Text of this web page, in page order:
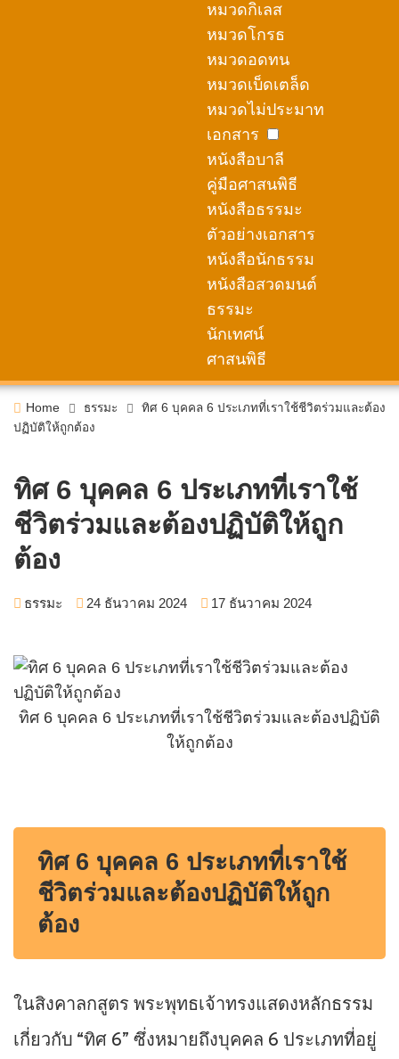
หมวดกิเลส
หมวดโกรธ
หมวดอดทน
หมวดเบ็ดเตล็ด
หมวดไม่ประมาท
เอกสาร
หนังสือบาลี
คู่มือศาสนพิธี
หนังสือธรรมะ
ตัวอย่างเอกสาร
หนังสือนักธรรม
หนังสือสวดมนต์
ธรรมะ
นักเทศน์
ศาสนพิธี
Home ธรรมะ
ทิศ 6 บุคคล 6 ประเภทที่เราใช้ชีวิตร่วมและต้อง
ปฏิบัติให้ถูกต้อง
ทิศ 6 บุคคล 6 ประเภทที่เราใช้
ชีวิตร่วมและต้องปฏิบัติให้ถูก
ต้อง
ธรรมะ 24 ธันวาคม 2024 17 ธันวาคม 2024
ทิศ 6 บุคคล 6 ประเภทที่เราใช้ชีวิตร่วมและต้องปฏิบัติ
ให้ถูกต้อง
ทิศ 6 บุคคล 6 ประเภทที่เราใช้
ชีวิตร่วมและต้องปฏิบัติให้ถูก
ต้อง
ในสิงคาลกสูตร พระพุทธเจ้าทรงแสดงหลักธรรม
เกี่ยวกับ “ทิศ 6” ซึ่งหมายถึงบุคคล 6 ประเภทที่อยู่